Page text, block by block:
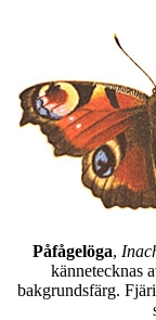
Påfågelöga,
kännetecknas
bakgrundsfärg.